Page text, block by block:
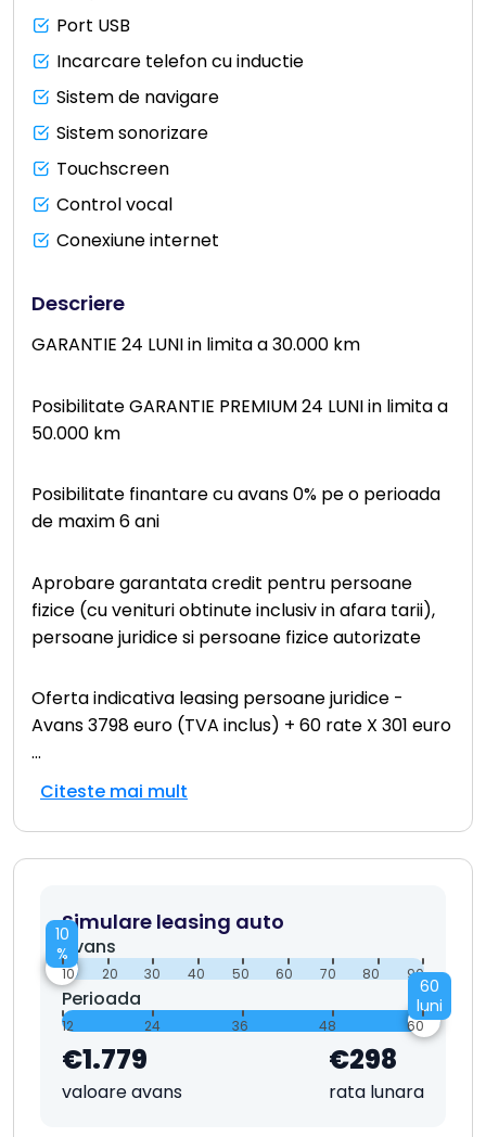
Port USB
Incarcare telefon cu inductie
Sistem de navigare
Sistem sonorizare
Touchscreen
Control vocal
Conexiune internet
Descriere
GARANTIE 24 LUNI in limita a 30.000 km
Posibilitate GARANTIE PREMIUM 24 LUNI in limita a
50.000 km
Posibilitate finantare cu avans 0% pe o perioada
de maxim 6 ani
Aprobare garantata credit pentru persoane
fizice (cu venituri obtinute inclusiv in afara tarii),
persoane juridice si persoane fizice autorizate
Oferta indicativa leasing persoane juridice -
Avans 3798 euro (TVA inclus) + 60 rate X 301 euro
...
Citeste mai mult
Simulare leasing auto
Avans
10
%
10 20 30 40 50 60 70 80 90
Perioada
60
luni
12 24 36 48 60
€1.779
valoare avans
€298
rata lunara